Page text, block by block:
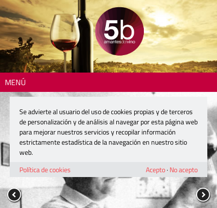
MENÚ
Se advierte al usuario del uso de cookies propias y de terceros
de personalización y de análisis al navegar por esta página web
para mejorar nuestros servicios y recopilar información
estrictamente estadística de la navegación en nuestro sitio
web.
Política de cookies
Acepto· No acepto